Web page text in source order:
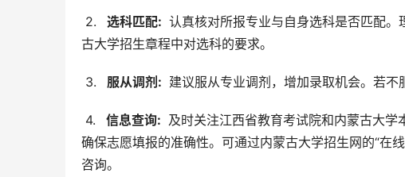
2.
  选科匹配:
认真核对所报专业与自身选科是否匹配
古大学招生章程中对选科的要求。
3.
  服从调剂:
建议服从专业调剂，增加录取机会。若不
4.
  信息查询:
及时关注江西省教育考试院和内蒙古大学
确保志愿填报的准确性。可通过内蒙古大学招生网的“在
咨询。